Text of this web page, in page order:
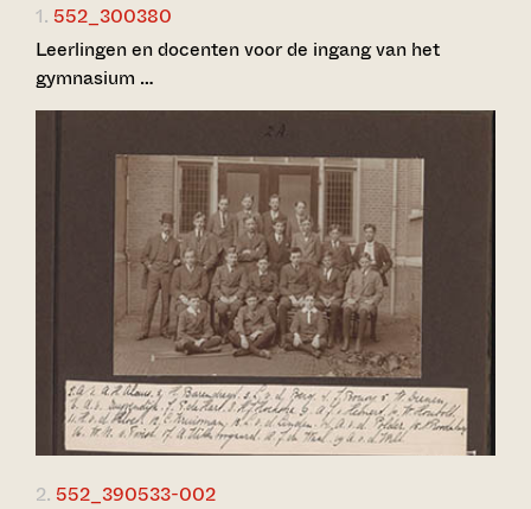
1. 552_300380
Leerlingen en docenten voor de ingang van het
gymnasium …
2. 552_390533-002